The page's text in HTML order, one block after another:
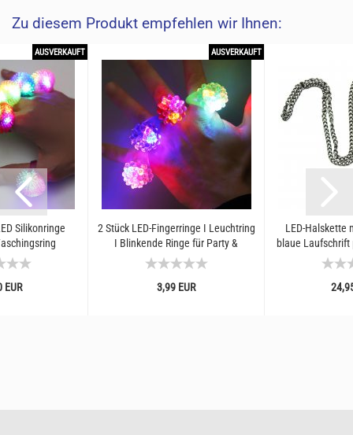
Zu diesem Produkt empfehlen wir Ihnen:
AUSVERKAUFT
Silikonringe
Zottel...
EUR
AUSVERKAUFT
2 Stück LED-Fingerringe I Leuchtring
I Blinkende Ringe für Party &
Konzerte
3,99 EUR
LED-Halskette
blaue
LED Gadget